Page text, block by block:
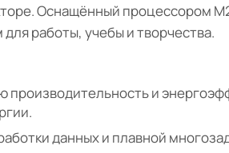
Оснащённый процессором
работы, учебы и творчества.
и
данных и плавной